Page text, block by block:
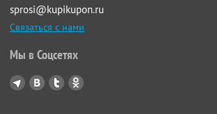
sprosi@kupikupon.ru
Связаться с нами
Мы в Соцсетях